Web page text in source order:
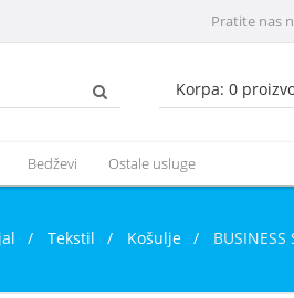
Pratite nas
Korpa: 0
Bedževi Ostale usluge
/ Tekstil / Košulje / BUSINESS